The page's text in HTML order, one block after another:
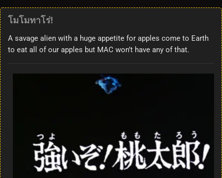
โมโมทาโร่!
A savage alien with a huge appetite for apples come to Earth
to eat all of our apples but MAC won’t have any of that.